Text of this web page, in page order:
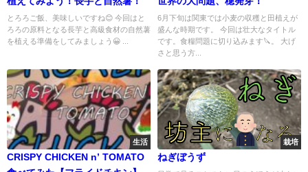
とろろご飯、美味しいですね😊 今回はと
ろろの原料となる長芋と高級食材の自然薯
を植える準備をしてみましょう😀 ...
6月下旬は関東では小麦の収穫と田植えが
盛んな時期です。 今回は壮大なタイトル
です。食糧問題に切り込みます🔪。 大げ
さと思う方...
生活
CRISPY CHICKEN n’ TOMATO
栽培
ねぎぼうず